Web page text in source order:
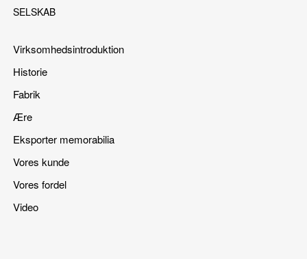
SELSKAB
Virksomhedsintroduktion
Historie
Fabrik
Ære
Eksporter memorabilia
Vores kunde
Vores fordel
Video